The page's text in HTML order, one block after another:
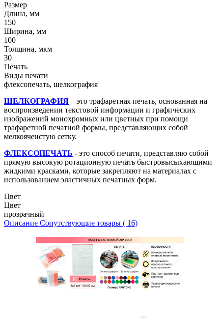
Размер
Длина, мм
150
Ширина, мм
100
Толщина, мкм
30
Печать
Виды печати
флексопечать, шелкография
ШЕЛКОГРАФИЯ – это трафаретная печать, основанная на
воспроизведении текстовой информации и графических
изображений монохромных или цветных при помощи
трафаретной печатной формы, представляющих собой
мелкоячеистую сетку.
ФЛЕКСОПЕЧАТЬ - это способ печати, представляю собой
прямую высокую ротационную печать быстровысыхающими
жидкими красками, которые закрепляют на материалах с
использованием эластичных печатных форм.
Цвет
Цвет
прозрачный
Описание Сопутствующие товары ( 16)